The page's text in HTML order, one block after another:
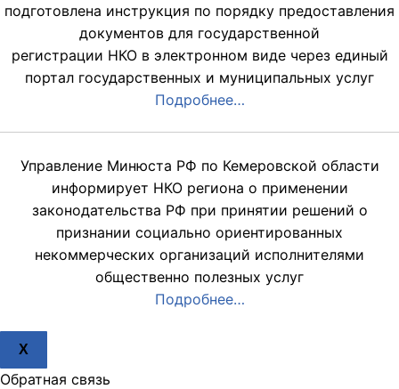
подготовлена инструкция по порядку предоставления
документов для государственной
регистрации НКО в электронном виде через единый
портал государственных и муниципальных услуг
Подробнее…
Управление Минюста РФ по Кемеровской области
информирует НКО региона о применении
законодательства РФ при принятии решений о
признании социально ориентированных
некоммерческих организаций исполнителями
общественно полезных услуг
Подробнее…
X
Обратная связь